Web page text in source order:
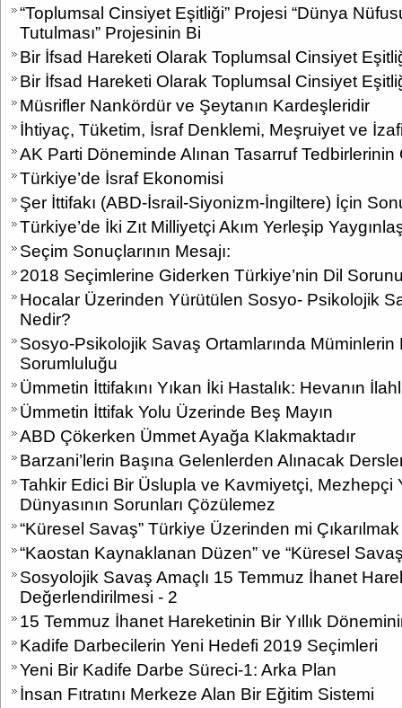
“Toplumsal Cinsiyet Eşitliği” Projesi “Dünya
Tutulması” Projesinin Bi
Bir İfsad Hareketi Olarak Toplumsal Cinsiyet
Bir İfsad Hareketi Olarak Toplumsal Cinsiyet
Müsrifler Nankördür ve Şeytanın Kardeşleridir
İhtiyaç, Tüketim, İsraf Denklemi, Meşruiyet ve
AK Parti Döneminde Alınan Tasarruf
Türkiye’de İsraf Ekonomisi
Şer İttifakı (ABD-İsrail-Siyonizm-İngiltere) İçin
Türkiye’de İki Zıt Milliyetçi Akım Yerleşip
Seçim Sonuçlarının Mesajı:
2018 Seçimlerine Giderken Türkiye’nin Dil
Hocalar Üzerinden Yürütülen Sosyo- Psikolojik
Nedir?
Sosyo-Psikolojik Savaş Ortamlarında
Sorumluluğu
Ümmetin İttifakını Yıkan İki Hastalık: Hevanın
Ümmetin İttifak Yolu Üzerinde Beş Mayın
ABD Çökerken Ümmet Ayağa Klakmaktadır
Barzani’lerin Başına Gelenlerden Alınacak
Tahkir Edici Bir Üslupla ve Kavmiyetçi, Mezhepçi
Dünyasının Sorunları Çözülemez
“Küresel Savaş” Türkiye Üzerinden mi
“Kaostan Kaynaklanan Düzen” ve “Küresel
Sosyolojik Savaş Amaçlı 15 Temmuz İhanet
Değerlendirilmesi - 2
15 Temmuz İhanet Hareketinin Bir Yıllık
Kadife Darbecilerin Yeni Hedefi 2019 Seçimleri
Yeni Bir Kadife Darbe Süreci-1: Arka Plan
İnsan Fıtratını Merkeze Alan Bir Eğitim Sistemi